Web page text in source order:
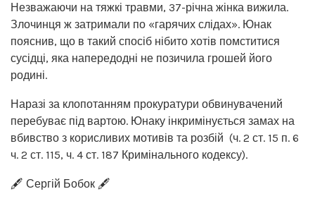
Незважаючи на тяжкі травми, 37-річна жінка вижила.
Злочинця ж затримали по «гарячих слідах». Юнак
пояснив, що в такий спосіб нібито хотів помститися
сусідці, яка напередодні не позичила грошей його
родині.
Наразі за клопотанням прокуратури обвинувачений
перебуває під вартою. Юнаку інкримінується замах на
вбивство з корисливих мотивів та розбій (ч. 2 ст. 15 п. 6
ч. 2 ст. 115, ч. 4 ст. 187 Кримінального кодексу).
🖋️ Сергій Бобок 🖋️